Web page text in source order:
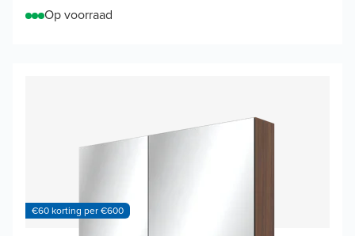
Op voorraad
€60 korting per €600